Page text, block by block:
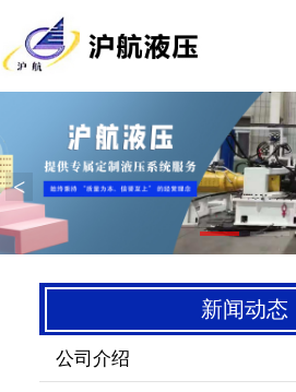
<
新闻动态
公司介绍